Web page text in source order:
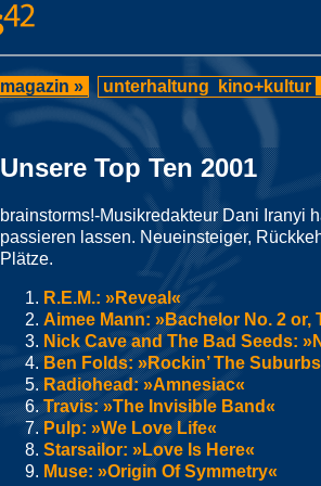
magazin » unterhaltung kino+kultur
Unsere Top Ten 2001
brainstorms!-Musikredakteur Dani Iranyi
passieren lassen. Neueinsteiger,
Plätze.
R.E.M.: »Reveal«
Aimee Mann: »Bachelor No. 2 or,
Nick Cave and The Bad Seeds:
Ben Folds: »Rockin’ The
Radiohead: »Amnesiac«
Travis: »The Invisible Band«
Pulp: »We Love Life«
Starsailor: »Love Is Here«
Muse: »Origin Of Symmetry«